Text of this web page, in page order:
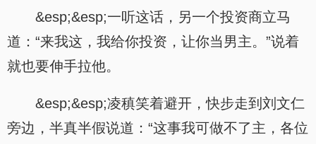
&esp;&esp;一听这话，另一个投资商立马
道：“来我这，我给你投资，让你当男主。”说着
就也要伸手拉他。
&esp;&esp;凌稹笑着避开，快步走到刘文仁
旁边，半真半假说道：“这事我可做不了主，各位